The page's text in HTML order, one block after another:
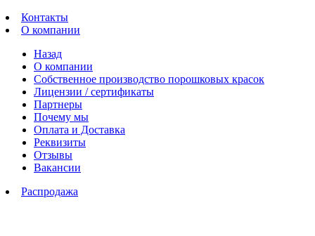
Контакты
О компании
Назад
О компании
Собственное производство порошковых красок
Лицензии / сертификаты
Партнеры
Почему мы
Оплата и Доставка
Реквизиты
Отзывы
Вакансии
Распродажа